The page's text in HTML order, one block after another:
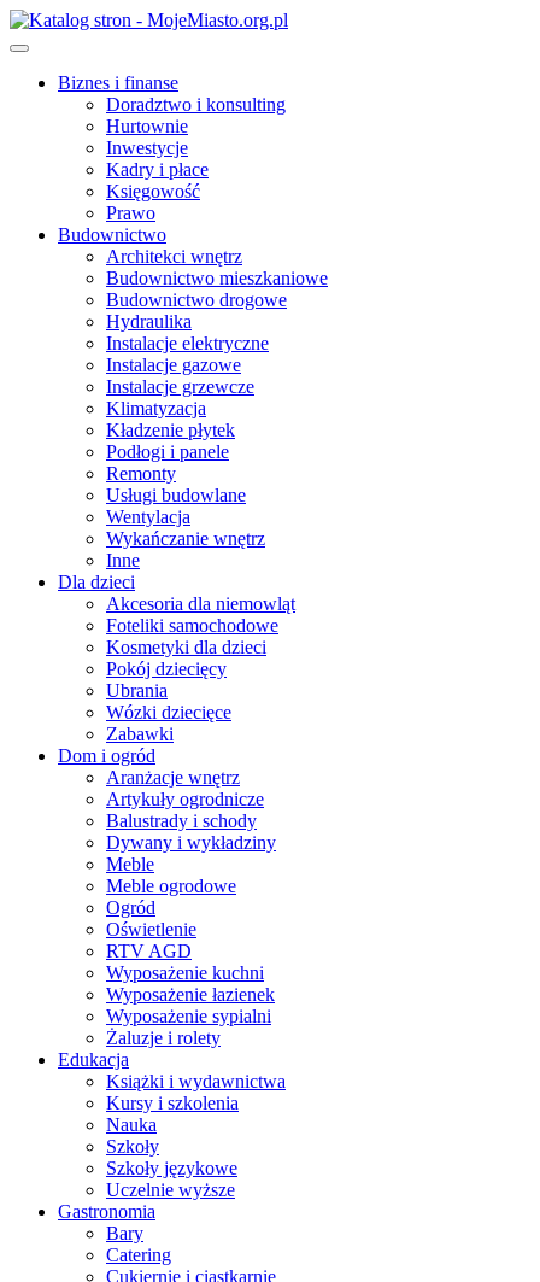
Skip
to
Biznes i finanse
Doradztwo i konsulting
Hurtownie
Inwestycje
Kadry i płace
Księgowość
Prawo
Budownictwo
Architekci wnętrz
Budownictwo mieszkaniowe
Budownictwo drogowe
Hydraulika
Instalacje elektryczne
Instalacje gazowe
Instalacje grzewcze
Klimatyzacja
Kładzenie płytek
Podłogi i panele
Remonty
Usługi budowlane
Wentylacja
Wykańczanie wnętrz
Inne
Dla dzieci
Akcesoria dla niemowląt
Foteliki samochodowe
Kosmetyki dla dzieci
Pokój dziecięcy
Ubrania
Wózki dziecięce
Zabawki
Dom i ogród
Aranżacje wnętrz
Artykuły ogrodnicze
Balustrady i schody
Dywany i wykładziny
Meble
Meble ogrodowe
Ogród
Oświetlenie
RTV AGD
Wyposażenie kuchni
Wyposażenie łazienek
Wyposażenie sypialni
Żaluzje i rolety
Edukacja
Książki i wydawnictwa
Kursy i szkolenia
Nauka
Szkoły
Szkoły językowe
Uczelnie wyższe
Gastronomia
Bary
Catering
Cukiernie i ciastkarnie